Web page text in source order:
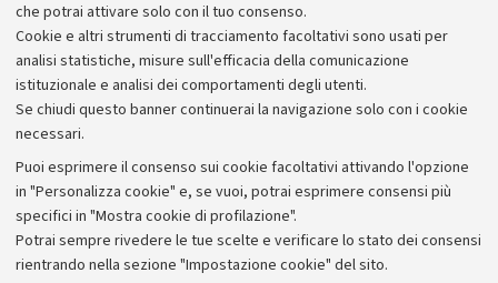
che potrai attivare solo con il tuo consenso.
Cookie e altri strumenti di tracciamento facoltativi sono usati per
analisi statistiche, misure sull'efficacia della comunicazione
istituzionale e analisi dei comportamenti degli utenti.
Se chiudi questo banner continuerai la navigazione solo con i cookie
necessari.
Puoi esprimere il consenso sui cookie facoltativi attivando l'opzione
in "Personalizza cookie" e, se vuoi, potrai esprimere consensi più
specifici in "Mostra cookie di profilazione".
Potrai sempre rivedere le tue scelte e verificare lo stato dei consensi
rientrando nella sezione "Impostazione cookie" del sito.
Piano strategico
Bilanci
Donazioni e 5x1000
Bandi, gare e concorsi
Albo online
Amministrazione trasparente
Atti di notifica